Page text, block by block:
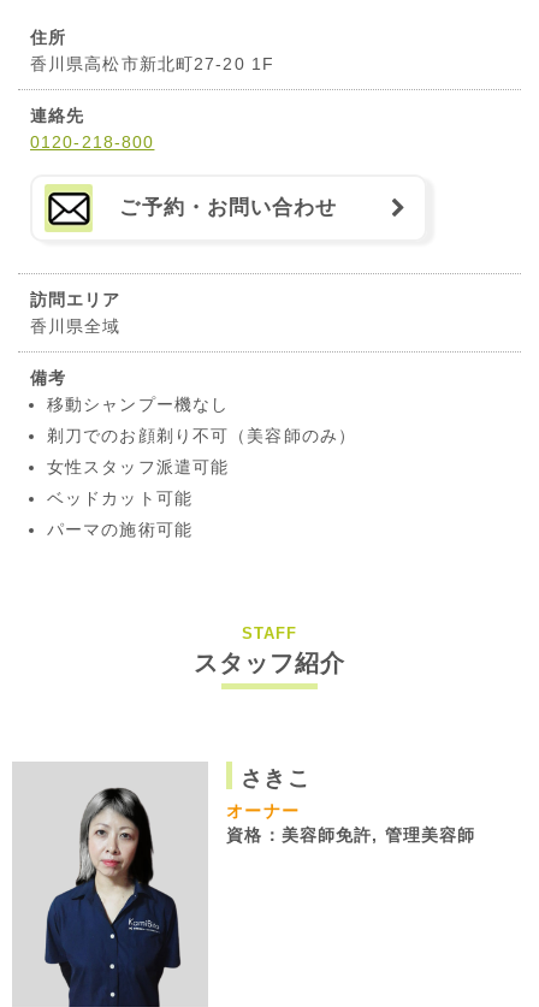
住所
香川県高松市新北町27-20 1F
連絡先
0120-218-800
ご予約・お問い合わせ
訪問エリア
香川県全域
備考
移動シャンプー機なし
剃刀でのお顔剃り不可（美容師のみ）
女性スタッフ派遣可能
ベッドカット可能
パーマの施術可能
STAFF
スタッフ紹介
さきこ
オーナー
資格：美容師免許, 管理美容師